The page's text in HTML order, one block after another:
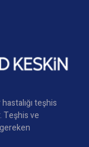
teşhis
Teşhis ve